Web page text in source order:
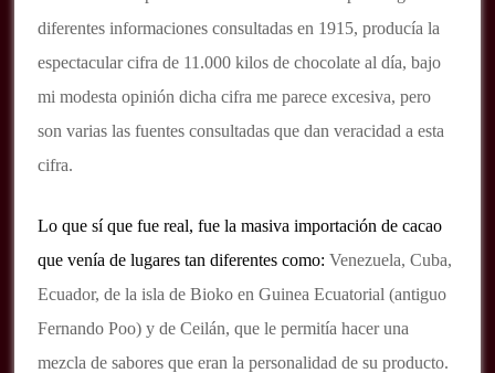
diferentes informaciones consultadas en 1915, producía la
espectacular cifra de 11.000 kilos de chocolate al día, bajo
mi modesta opinión dicha cifra me parece excesiva, pero
son varias las fuentes consultadas que dan veracidad a esta
cifra.
Lo que sí que fue real, fue la masiva importación de cacao
que venía de lugares tan diferentes como:Venezuela, Cuba,
Ecuador, de la isla de Bioko en Guinea Ecuatorial (antiguo
Fernando Poo) y de Ceilán, que le permitía hacer una
mezcla de sabores que eran la personalidad de su producto.